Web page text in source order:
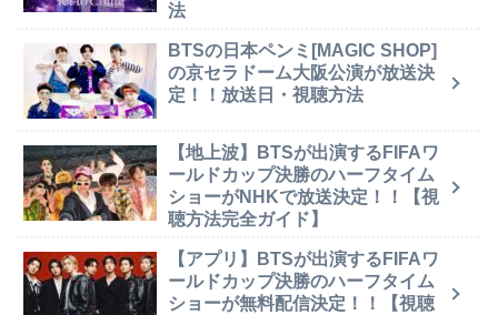
法
BTSの日本ペンミ[MAGIC SHOP]
の京セラドーム大阪公演が放送決
定！！放送日・視聴方法
【地上波】BTSが出演するFIFAワ
ールドカップ決勝のハーフタイム
ショーがNHKで放送決定！！【視
聴方法完全ガイド】
【アプリ】BTSが出演するFIFAワ
ールドカップ決勝のハーフタイム
ショーが無料配信決定！！【視聴